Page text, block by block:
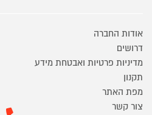
אודות החברה
דרושים
מדיניות פרטיות ואבטחת מידע
תקנון
מפת האתר
צור קשר